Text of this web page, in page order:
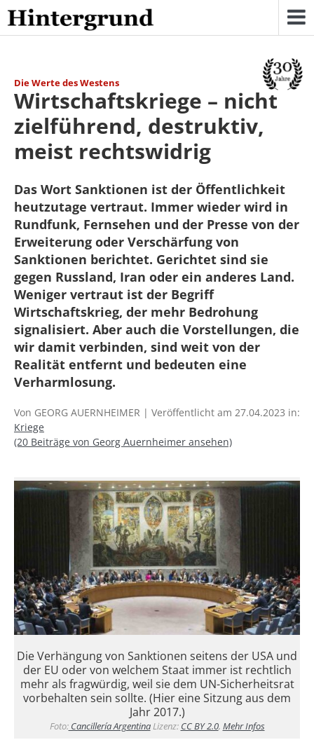
Skip
to
content
Die Werte des Westens
Wirtschaftskriege – nicht
zielführend, destruktiv,
meist rechtswidrig
Das Wort Sanktionen ist der Öffentlichkeit
heutzutage vertraut. Immer wieder wird in
Rundfunk, Fernsehen und der Presse von der
Erweiterung oder Verschärfung von
Sanktionen berichtet. Gerichtet sind sie
gegen Russland, Iran oder ein anderes Land.
Weniger vertraut ist der Begriff
Wirtschaftskrieg, der mehr Bedrohung
signalisiert. Aber auch die Vorstellungen, die
wir damit verbinden, sind weit von der
Realität entfernt und bedeuten eine
Verharmlosung.
Von GEORG AUERNHEIMER | Veröffentlicht am 27.04.2023 in:
Kriege
(20 Beiträge von Georg Auernheimer ansehen)
Die Verhängung von Sanktionen seitens der USA und
der EU oder von welchem Staat immer ist rechtlich
mehr als fragwürdig, weil sie dem UN-Sicherheitsrat
vorbehalten sein sollte. (Hier eine Sitzung aus dem
Jahr 2017.)
Foto:Cancillería ArgentinaLizenz: CC BY 2.0, Mehr Infos